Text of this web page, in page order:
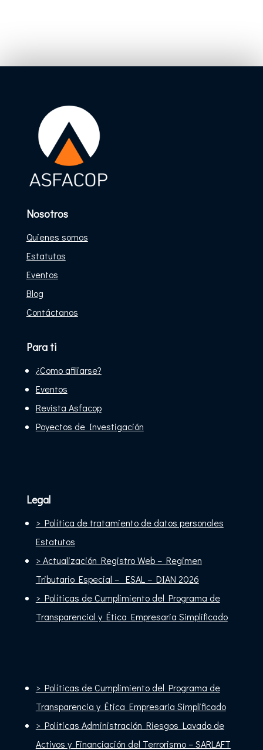
Nosotros
Quienes somos
Estatutos
Eventos
Blog
Contáctanos
Para ti
¿Como afiliarse?
Eventos
Revista Asfacop
Poyectos de Investigación
Legal
> Política de tratamiento de datos personales
Estatutos
> Actualización Registro Web – Regimen
Tributario Especial – ESAL – DIAN 2026
> Políticas de Cumplimiento del Programa de
Transparencial y Ética Empresaria Simplificado
> Políticas de Cumplimiento del Programa de
Transparencia y Ética Empresaria Simplificado
> Políticas Administración Riesgos Lavado de
Activos y Financiación del Terrorismo –SARLAFT